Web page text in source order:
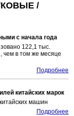
/
с начала года
122,1 тыс.
чем в том же месяце
Подробнее
китайских марок
машин
Подробнее